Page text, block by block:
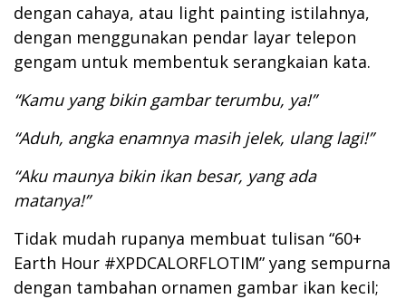
dengan cahaya, atau light painting istilahnya,
dengan menggunakan pendar layar telepon
gengam untuk membentuk serangkaian kata.
“Kamu yang bikin gambar terumbu, ya!”
“Aduh, angka enamnya masih jelek, ulang lagi!”
“Aku maunya bikin ikan besar, yang ada
matanya!”
Tidak mudah rupanya membuat tulisan “60+
Earth Hour #XPDCALORFLOTIM” yang sempurna
dengan tambahan ornamen gambar ikan kecil;